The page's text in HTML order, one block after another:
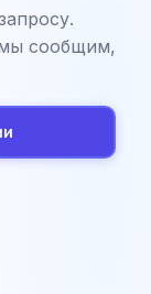
сообщим,